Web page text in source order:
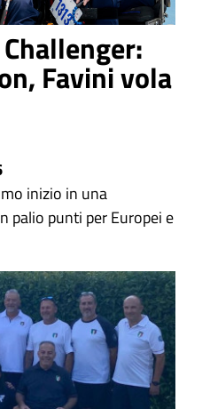
Favini vola
inizio in una
palio punti per Europei e